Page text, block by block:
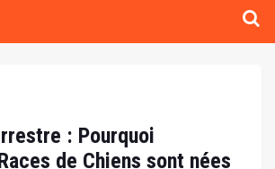
: Pourquoi
de Chiens sont nées